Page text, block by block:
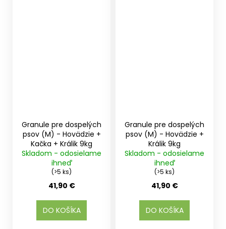
Granule pre dospelých
psov (M) - Hovädzie +
Kačka + Králik 9kg
Skladom - odosielame
ihneď
(>5 ks)
41,90 €
DO KOŠÍKA
Granule pre dospelých
psov (M) - Hovädzie +
Králik 9kg
Skladom - odosielame
ihneď
(>5 ks)
41,90 €
DO KOŠÍKA